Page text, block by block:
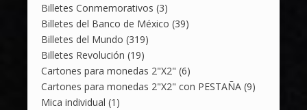
Billetes Conmemorativos (3)
Billetes del Banco de México (39)
Billetes del Mundo (319)
Billetes Revolución (19)
Cartones para monedas 2"X2" (6)
Cartones para monedas 2"X2" con PESTAÑA (9)
Mica individual (1)